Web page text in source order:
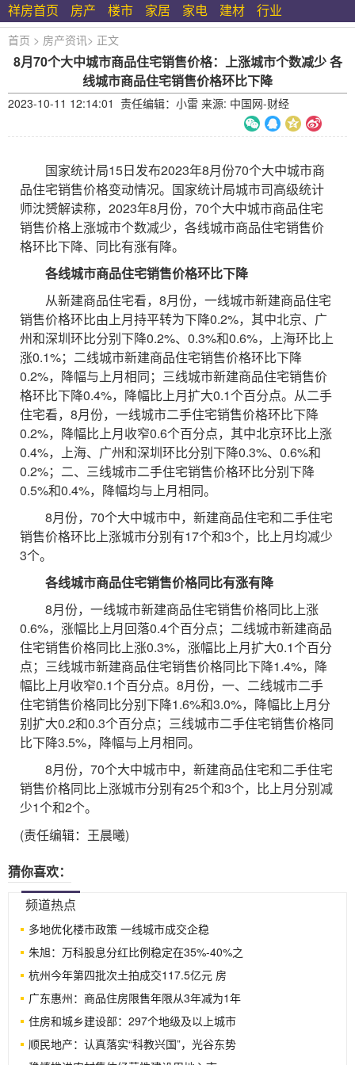
祥房首页 房产 楼市 家居 家电 建材 行业
首页 > 房产资讯> 正文
8月70个大中城市商品住宅销售价格：上涨城市个数减少 各
线城市商品住宅销售价格环比下降
2023-10-11 12:14:01 责任编辑：小雷 来源: 中国网-财经
国家统计局15日发布2023年8月份70个大中城市商
品住宅销售价格变动情况。国家统计局城市司高级统计
师沈赟解读称，2023年8月份，70个大中城市商品住宅
销售价格上涨城市个数减少，各线城市商品住宅销售价
格环比下降、同比有涨有降。
各线城市商品住宅销售价格环比下降
从新建商品住宅看，8月份，一线城市新建商品住宅
销售价格环比由上月持平转为下降0.2%，其中北京、广
州和深圳环比分别下降0.2%、0.3%和0.6%，上海环比上
涨0.1%；二线城市新建商品住宅销售价格环比下降
0.2%，降幅与上月相同；三线城市新建商品住宅销售价
格环比下降0.4%，降幅比上月扩大0.1个百分点。从二手
住宅看，8月份，一线城市二手住宅销售价格环比下降
0.2%，降幅比上月收窄0.6个百分点，其中北京环比上涨
0.4%，上海、广州和深圳环比分别下降0.3%、0.6%和
0.2%；二、三线城市二手住宅销售价格环比分别下降
0.5%和0.4%，降幅均与上月相同。
8月份，70个大中城市中，新建商品住宅和二手住宅
销售价格环比上涨城市分别有17个和3个，比上月均减少
3个。
各线城市商品住宅销售价格同比有涨有降
8月份，一线城市新建商品住宅销售价格同比上涨
0.6%，涨幅比上月回落0.4个百分点；二线城市新建商品
住宅销售价格同比上涨0.3%，涨幅比上月扩大0.1个百分
点；三线城市新建商品住宅销售价格同比下降1.4%，降
幅比上月收窄0.1个百分点。8月份，一、二线城市二手
住宅销售价格同比分别下降1.6%和3.0%，降幅比上月分
别扩大0.2和0.3个百分点；三线城市二手住宅销售价格同
比下降3.5%，降幅与上月相同。
8月份，70个大中城市中，新建商品住宅和二手住宅
销售价格同比上涨城市分别有25个和3个，比上月分别减
少1个和2个。
(责任编辑：王晨曦)
猜你喜欢：
频道热点
多地优化楼市政策 一线城市成交企稳
朱旭：万科股息分红比例稳定在35%-40%之
杭州今年第四批次土拍成交117.5亿元 房
广东惠州：商品住房限售年限从3年减为1年
住房和城乡建设部：297个地级及以上城市
顺民地产：认真落实“科教兴国”，光谷东势